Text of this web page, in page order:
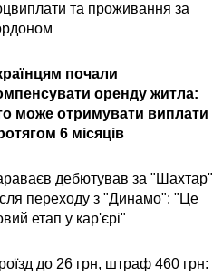
та проживання за
почали
оренду житла:
може отримувати виплати
6 місяців
дебютував за "Шахтар"
переходу з "Динамо": "Це
етап у кар'єрі"
до 26 грн, штраф 460 грн: